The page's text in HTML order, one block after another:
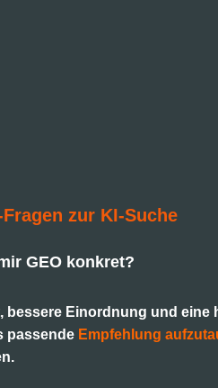
zur KI-Suche
GEO konkret?
bessere Einordnung und eine
passende Empfehlung